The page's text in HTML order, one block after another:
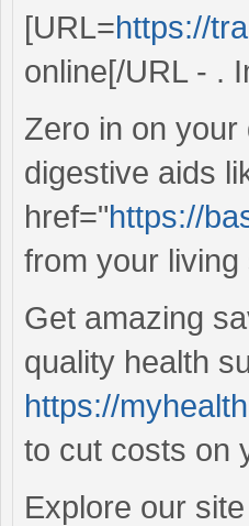
[URL=https://
online[/URL - .
Zero in on
digestive aids
href="https://
from your living
Get amazing
quality health
https://
to cut costs on
Explore our